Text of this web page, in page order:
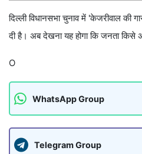
दिल्ली विधानसभा चुनाव में 'केजरीवाल की
दी है। अब देखना यह होगा कि जनता किसे
O
WhatsApp Group
Telegram Group